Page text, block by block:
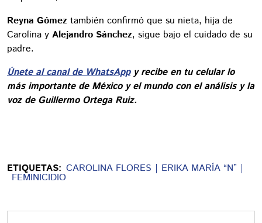
Reyna Gómez también confirmó que su nieta, hija de
Carolina y Alejandro Sánchez, sigue bajo el cuidado de su
padre.
Únete al canal de WhatsAppy recibe en tu celular lo
más importante de México y el mundo con el análisis y la
voz de Guillermo Ortega Ruiz.
ETIQUETAS: CAROLINA FLORES ERIKA MARÍA “N”
FEMINICIDIO